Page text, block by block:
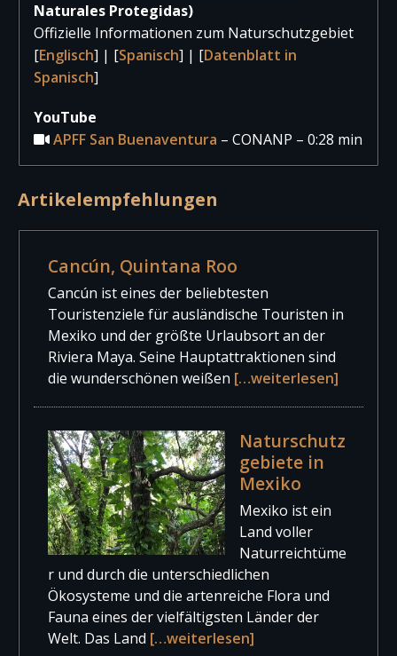
Naturales Protegidas)
Offizielle Informationen zum Naturschutzgebiet
[Englisch] | [Spanisch] | [Datenblatt in
Spanisch]
YouTube
APFF San Buenaventura – CONANP – 0:28 min
Artikelempfehlungen
Cancún, Quintana Roo
Cancún ist eines der beliebtesten
Touristenziele für ausländische Touristen in
Mexiko und der größte Urlaubsort an der
Riviera Maya. Seine Hauptattraktionen sind
die wunderschönen weißen […weiterlesen]
Naturschutz
gebiete in
Mexiko
Mexiko ist ein
Land voller
Naturreichtüme
r und durch die unterschiedlichen
Ökosysteme und die artenreiche Flora und
Fauna eines der vielfältigsten Länder der
Welt. Das Land […weiterlesen]